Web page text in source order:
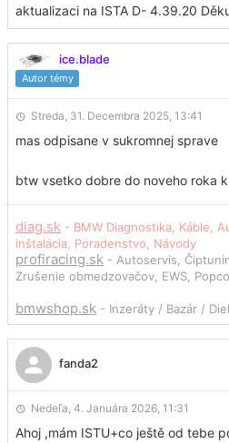
aktualizaci na ISTA D- 4.39.20
ice.blade
Autor témy
Streda, 31. Decembra 2025, 13:41
mas odpisane v sukromnej sprave
btw vsetko dobre do noveho roka
diag.sk - BMW Diagnostika, Káble,
inštalácia, Poradenstvo, Návody
profiracing.sk - Autoservis,
Zrušenie obmedzovačov, EWS,
bmwshop.sk - Inzeráty / Bazár /
fanda2
Nedeľa, 4. Januára 2026, 11:31
Ahoj ,mám ISTU+co ještě od tebe